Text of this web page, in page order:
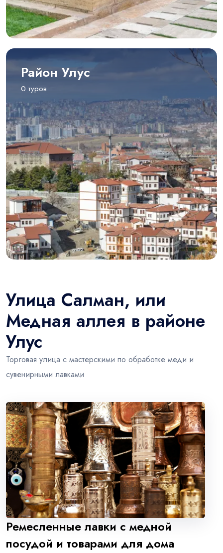
Район Улус
0 туров
Улица Салман, или
Медная аллея в районе
Улус
Торговая улица с мастерскими по обработке меди и
сувенирными лавками
Ремесленные лавки с медной
посудой и товарами для дома